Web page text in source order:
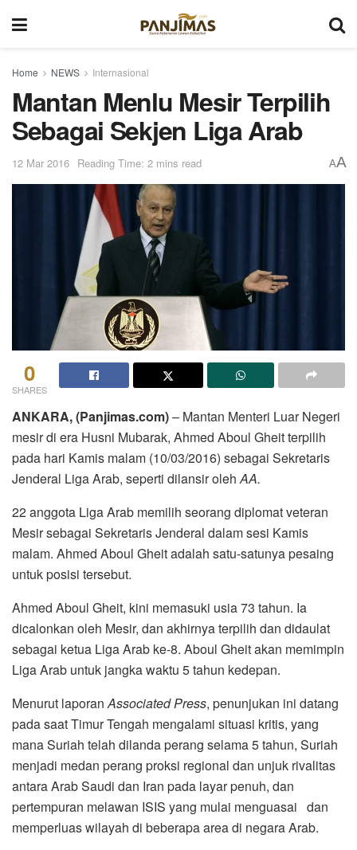
Home NEWS Internasional
Mantan Menlu Mesir Terpilih
Sebagai Sekjen Liga Arab
12 Mar 2016 Reading Time: 2 mins read AA
0
SHARES
ANKARA, (Panjimas.com)– Mantan Menteri Luar Negeri
mesir di era Husni Mubarak, Ahmed Aboul Gheit terpilih
pada hari Kamis malam (10/03/2016) sebagai Sekretaris
Jenderal Liga Arab, seperti dilansir olehAA.
22 anggota Liga Arab memilih seorang diplomat veteran
Mesir sebagai Sekretaris Jenderal dalam sesi Kamis
malam. Ahmed Aboul Gheit adalah satu-satunya pesaing
untuk posisi tersebut.
Ahmed Aboul Gheit, kini memasuki usia 73 tahun. Ia
dicalonkan oleh Mesir, dan akhirnya terpilih dan didaulat
sebagai ketua Liga Arab ke-8. Aboul Gheit akan memimpin
Liga Arab untuk jangka waktu 5 tahun kedepan.
Menurut laporanAssociated Press, penunjukan ini datang
pada saat Timur Tengah mengalami situasi kritis, yang
mana Suriah telah dilanda perang selama 5 tahun, Suriah
menjadi medan perang proksi regional dan unjuk rivalitas
antara Arab Saudi dan Iran pada layar penuh, dan
pertempuran melawan ISIS yang mulai menguasai dan
memperluas wilayah di beberapa area di negara Arab.